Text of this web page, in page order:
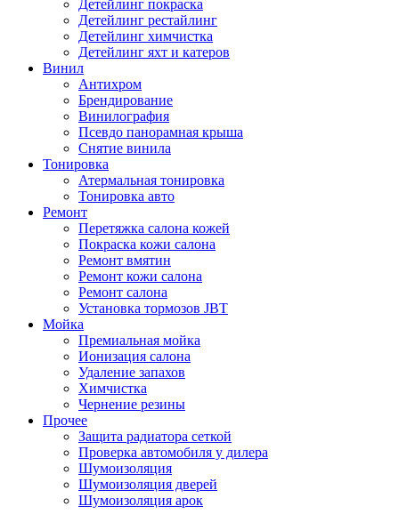
Детейлинг покраска
Детейлинг рестайлинг
Детейлинг химчистка
Детейлинг яхт и катеров
Винил
Антихром
Брендирование
Винилография
Псевдо панорамная крыша
Снятие винила
Тонировка
Атермальная тонировка
Тонировка авто
Ремонт
Перетяжка салона кожей
Покраска кожи салона
Ремонт вмятин
Ремонт кожи салона
Ремонт салона
Установка тормозов JBT
Мойка
Премиальная мойка
Ионизация салона
Удаление запахов
Химчистка
Чернение резины
Прочее
Защита радиатора сеткой
Проверка автомобиля у дилера
Шумоизоляция
Шумоизоляция дверей
Шумоизоляция арок